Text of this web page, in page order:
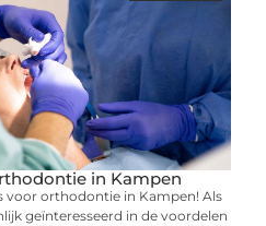
in Kampen
voor orthodontie in Kampen! Als
geïnteresseerd in de voordelen